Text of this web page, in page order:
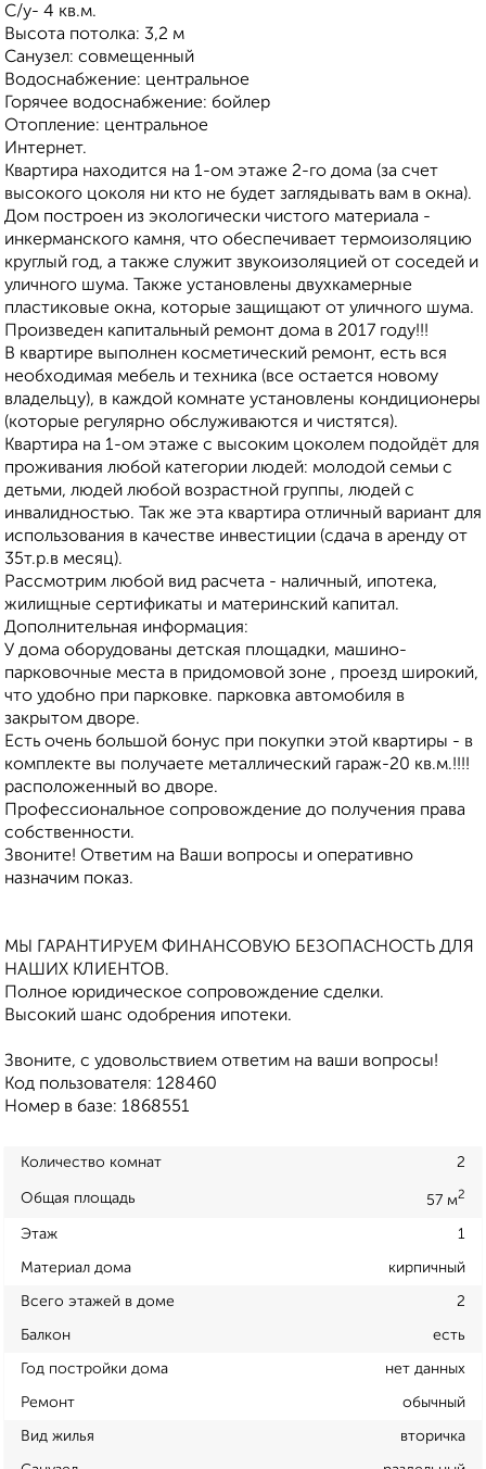
С/у- 4 кв.м.
Высота потолка: 3,2 м
Санузел: совмещенный
Водоснабжение: центральное
Горячее водоснабжение: бойлер
Отопление: центральное
Интернет.
Квартира находится на 1-ом этаже 2-го дома (за счет
высокого цоколя ни кто не будет заглядывать вам в окна).
Дом построен из экологически чистого материала -
инкерманского камня, что обеспечивает термоизоляцию
круглый год, а также служит звукоизоляцией от соседей и
уличного шума. Также установлены двухкамерные
пластиковые окна, которые защищают от уличного шума.
Произведен капитальный ремонт дома в 2017 году!!!
В квартире выполнен косметический ремонт, есть вся
необходимая мебель и техника (все остается новому
владельцу), в каждой комнате установлены кондиционеры
(которые регулярно обслуживаются и чистятся).
Квартира на 1-ом этаже с высоким цоколем подойдёт для
проживания любой категории людей: молодой семьи с
детьми, людей любой возрастной группы, людей с
инвалидностью. Так же эта квартира отличный вариант для
использования в качестве инвестиции (сдача в аренду от
35т.р.в месяц).
Рассмотрим любой вид расчета - наличный, ипотека,
жилищные сертификаты и материнский капитал.
Дополнительная информация:
У дома оборудованы детская площадки, машино-
парковочные места в придомовой зоне , проезд широкий,
что удобно при парковке. парковка автомобиля в
закрытом дворе.
Есть очень большой бонус при покупки этой квартиры - в
комплекте вы получаете металлический гараж-20 кв.м.!!!!
расположенный во дворе.
Профессиональное сопровождение до получения права
собственности.
Звоните! Ответим на Ваши вопросы и оперативно
назначим показ.
МЫ ГАРАНТИРУЕМ ФИНАНСОВУЮ БЕЗОПАСНОСТЬ ДЛЯ
НАШИХ КЛИЕНТОВ.
Полное юридическое сопровождение сделки.
Высокий шанс одобрения ипотеки.
Звоните, с удовольствием ответим на ваши вопросы!
Код пользователя: 128460
Номер в базе: 1868551
Количество комнат 2
Общая площадь 57 м2
Этаж 1
Материал дома кирпичный
Всего этажей в доме 2
Балкон есть
Год постройки дома нет данных
Ремонт обычный
Вид жилья вторичка